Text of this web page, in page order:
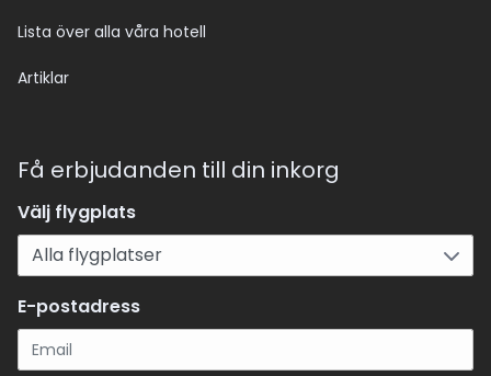
Lista över alla våra hotell
Artiklar
Få erbjudanden till din inkorg
Välj flygplats
E-postadress